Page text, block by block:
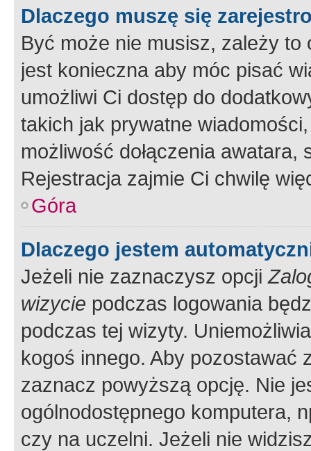
Dlaczego muszę się
Być może nie musisz, zależy
jest konieczna aby móc pisać
umożliwi Ci dostęp do
takich jak prywatne
możliwość dołączenia
Rejestracja zajmie Ci chwilę
Góra
Dlaczego jestem
Jeżeli nie zaznaczysz opcji
wizycie podczas logowania
podczas tej wizyty.
kogoś innego. Aby pozostawać
zaznacz powyższą opcję. Nie
ogólnodostępnego komputera,
czy na uczelni. Jeżeli nie